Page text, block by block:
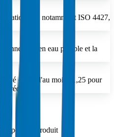
notamment ISO 4427,
en eau potable et la
« C » d'au moins 1,25 pour
pour ce produit